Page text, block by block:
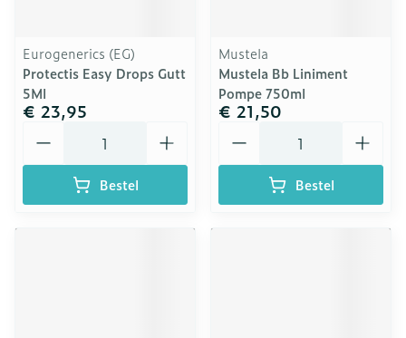
Eurogenerics (EG)
Protectis Easy Drops Gutt
5Ml
€ 23,95
Bestel
Mustela
Mustela Bb Liniment
Pompe 750ml
€ 21,50
Bestel